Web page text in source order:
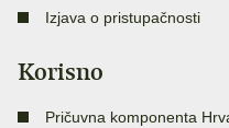
Izjava o pristupačnosti
Korisno
Pričuvna komponenta